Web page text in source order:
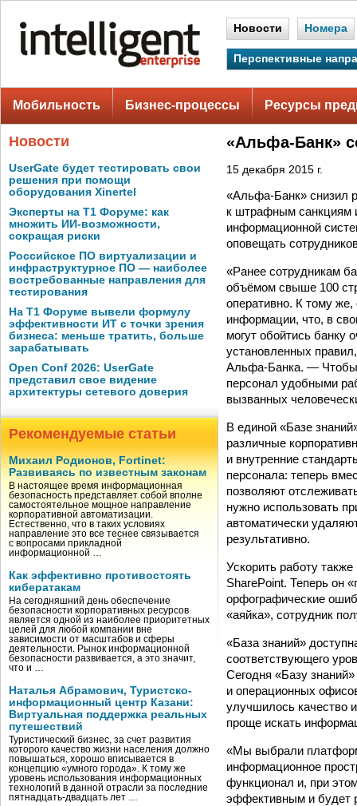
Новости Номера
Перспективные
Мобильность Бизнес-процессы Ресурсы
Новости
UserGate будет тестировать свои
решения при помощи
оборудования Xinertel
Эксперты на Т1 Форуме: как
множить ИИ-возможности,
сокращая риски
Российское ПО виртуализации и
инфраструктурное ПО — наиболее
востребованные направления для
тестирования
На Т1 Форуме вывели формулу
эффективности ИТ с точки зрения
бизнеса: меньше тратить, больше
зарабатывать
Open Conf 2026: UserGate
представил свое видение
архитектуры сетевого доверия
Рекомендуемые статьи
Михаил Родионов, Fortinet:
Развиваясь по известным законам
В настоящее время информационная
безопасность представляет собой вполне
самостоятельное мощное направление
корпоративной автоматизации.
Естественно, что в таких условиях
направление это все теснее связывается
с вопросами прикладной
информационной …
Как эффективно противостоять
кибератакам
На сегодняшний день обеспечение
безопасности корпоративных ресурсов
является одной из наиболее приоритетных
целей для любой компании вне
зависимости от масштабов и сферы
деятельности. Рынок информационной
безопасности развивается, а это значит,
что и …
Наталья Абрамович, Туристско-
информационный центр Казани:
Виртуальная поддержка реальных
путешествий
Туристический бизнес, за счет развития
которого качество жизни населения должно
повышаться, хорошо вписывается в
концепцию «умного города». К тому же
уровень использования информационных
технологий в данной отрасли за последние
пятнадцать-двадцать лет …
«Альфа-Банк»
15 декабря 2015 г.
«Альфа-Банк» снизил
к штрафным санкциям
информационной
оповещать
«Ранее сотрудникам
объёмом свыше 100
оперативно. К тому
информации, что, в
могут обойтись банку
установленных
Альфа-Банка. — Чтобы
персонал удобными
вызванных
В единой «Базе
различные
и внутренние
персонала: теперь
позволяют
нужно использовать
автоматически
результативно.
Ускорить работу
SharePoint. Теперь он
орфографические
«аяйка», сотрудник
«База знаний»
соответствующего
Сегодня «Базу
и операционных
улучшилось качество
проще искать
«Мы выбрали
информационное
функционал и, при
эффективным и будет